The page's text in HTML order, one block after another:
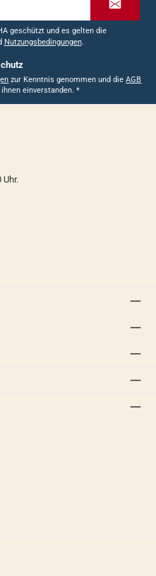
geschützt und es gelten die
Nutzungsbedingungen.
zur Kenntnis genommen und dieAGB
einverstanden. *